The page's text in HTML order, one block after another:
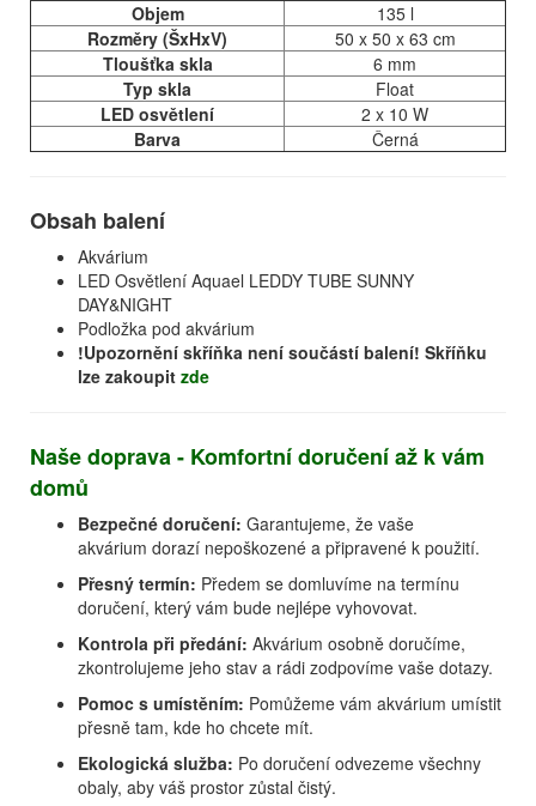
Objem
135 l
Rozměry (ŠxHxV)
50 x 50 x 63 cm
Tloušťka skla
6 mm
Typ skla
Float
LED osvětlení
2 x 10 W
Barva
Černá
Obsah balení
Akvárium
LED Osvětlení Aquael LEDDY TUBE SUNNY
DAY&NIGHT
Podložka pod akvárium
!Upozornění skříňka není součástí balení! Skříňku
lze zakoupit zde
Naše doprava - Komfortní doručení až k vám
domů
Bezpečné doručení: Garantujeme, že vaše
akvárium dorazí nepoškozené a připravené k použití.
Přesný termín: Předem se domluvíme na termínu
doručení, který vám bude nejlépe vyhovovat.
Kontrola při předání: Akvárium osobně doručíme,
zkontrolujeme jeho stav a rádi zodpovíme vaše dotazy.
Pomoc s umístěním: Pomůžeme vám akvárium umístit
přesně tam, kde ho chcete mít.
Ekologická služba: Po doručení odvezeme všechny
obaly, aby váš prostor zůstal čistý.